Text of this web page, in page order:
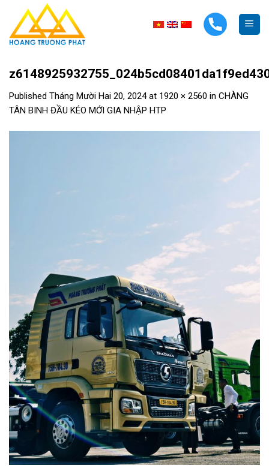
content
Published Tháng Mười Hai 20, 2024at 1920 × 2560 in CHÀNG
TÂN BINH ĐẦU KÉO MỚI GIA NHẬP HTP